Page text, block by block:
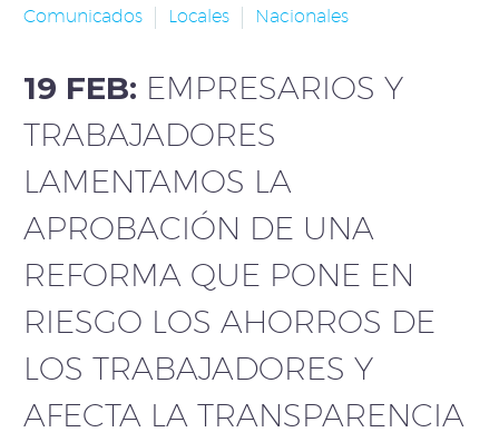
Comunicados
Locales Nacionales
19 FEB: EMPRESARIOS Y
TRABAJADORES
LAMENTAMOS LA
APROBACIÓN DE UNA
REFORMA QUE PONE EN
RIESGO LOS AHORROS DE
LOS TRABAJADORES Y
AFECTA LA TRANSPARENCIA